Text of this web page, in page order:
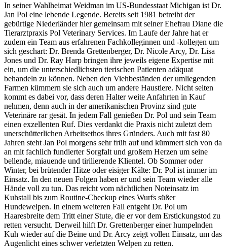
In seiner Wahlheimat Weidman im US-Bundesstaat Michigan ist Dr.
Jan Pol eine lebende Legende. Bereits seit 1981 betreibt der
gebürtige Niederländer hier gemeinsam mit seiner Ehefrau Diane die
Tierarztpraxis Pol Veterinary Services. Im Laufe der Jahre hat er
zudem ein Team aus erfahrenen Fachkolleginnen und -kollegen um
sich geschart: Dr. Brenda Grettenberger, Dr. Nicole Arcy, Dr. Lisa
Jones und Dr. Ray Harp bringen ihre jeweils eigene Expertise mit
ein, um die unterschiedlichsten tierischen Patienten adäquat
behandeln zu können. Neben den Viehbeständen der umliegenden
Farmen kümmern sie sich auch um andere Haustiere. Nicht selten
kommt es dabei vor, dass deren Halter weite Anfahrten in Kauf
nehmen, denn auch in der amerikanischen Provinz sind gute
Veterinäre rar gesät. In jedem Fall genießen Dr. Pol und sein Team
einen exzellenten Ruf. Dies verdankt die Praxis nicht zuletzt dem
unerschütterlichen Arbeitsethos ihres Gründers. Auch mit fast 80
Jahren steht Jan Pol morgens sehr früh auf und kümmert sich von da
an mit fachlich fundierter Sorgfalt und großem Herzen um seine
bellende, miauende und tirilierende Klientel. Ob Sommer oder
Winter, bei brütender Hitze oder eisiger Kälte: Dr. Pol ist immer im
Einsatz. In den neuen Folgen haben er und sein Team wieder alle
Hände voll zu tun. Das reicht vom nächtlichen Noteinsatz im
Kuhstall bis zum Routine-Checkup eines Wurfs süßer
Hundewelpen. In einem weiteren Fall entgeht Dr. Pol um
Haaresbreite dem Tritt einer Stute, die er vor dem Erstickungstod zu
retten versucht. Derweil hilft Dr. Grettenberger einer humpelnden
Kuh wieder auf die Beine und Dr. Arcy zeigt vollen Einsatz, um das
Augenlicht eines schwer verletzten Welpen zu retten.